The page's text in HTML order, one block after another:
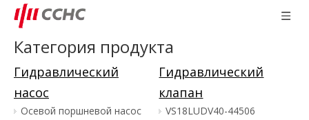
Категория продукта
Гидравлический
насос
Осевой поршневой насос
Гидравлический
клапан
VS18LUDV40-44506